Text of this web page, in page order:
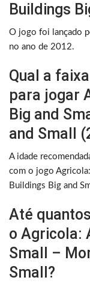
Buildings
O jogo foi lançado
no ano de 2012.
Qual a
para jogar
Big and
and Small
A idade
com o jogo
Buildings Big and
Até
o Agricola:
Small –
Small?